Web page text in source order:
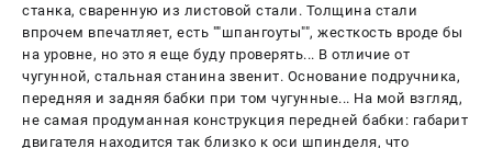
станка, сваренную из листовой стали. Толщина стали
впрочем впечатляет, есть ""шпангоуты"", жесткость вроде бы
на уровне, но это я еще буду проверять... В отличие от
чугунной, стальная станина звенит. Основание подручника,
передняя и задняя бабки при том чугунные... На мой взгляд,
не самая продуманная конструкция передней бабки: габарит
двигателя находится так близко к оси шпинделя, что